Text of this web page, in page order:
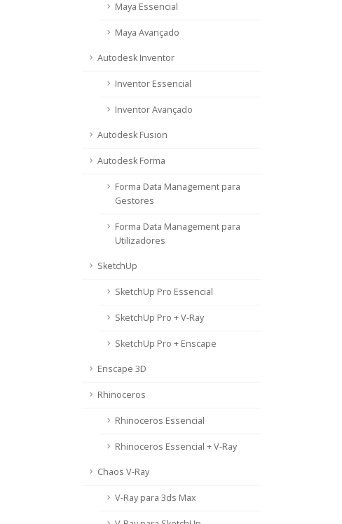
Maya Essencial
Maya Avançado
Autodesk Inventor
Inventor Essencial
Inventor Avançado
Autodesk Fusion
Autodesk Forma
Forma Data Management para
Gestores
Forma Data Management para
Utilizadores
SketchUp
SketchUp Pro Essencial
SketchUp Pro + V-Ray
SketchUp Pro + Enscape
Enscape 3D
Rhinoceros
Rhinoceros Essencial
Rhinoceros Essencial + V-Ray
Chaos V-Ray
V-Ray para 3ds Max